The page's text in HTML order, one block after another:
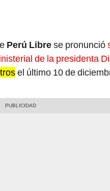
Perú Librese pronunció
de la presidenta
el último 10 de